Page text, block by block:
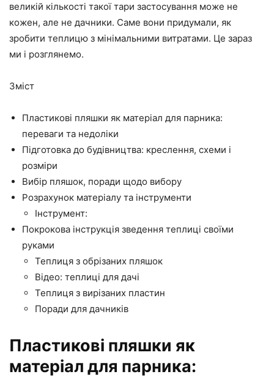
великій кількості такої тари застосування може не
кожен, але не дачники. Саме вони придумали, як
зробити теплицю з мінімальними витратами. Це зараз
ми і розглянемо.
Зміст
Пластикові пляшки як матеріал для парника:
переваги та недоліки
Підготовка до будівництва: креслення, схеми і
розміри
Вибір пляшок, поради щодо вибору
Розрахунок матеріалу та інструменти
Інструмент:
Покрокова інструкція зведення теплиці своїми
руками
Теплиця з обрізаних пляшок
Відео: теплиці для дачі
Теплиця з вирізаних пластин
Поради для дачників
Пластикові пляшки як
матеріал для парника: